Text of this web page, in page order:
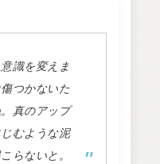
識を変えま
つかないた
真のアップ
むような泥
らないと。